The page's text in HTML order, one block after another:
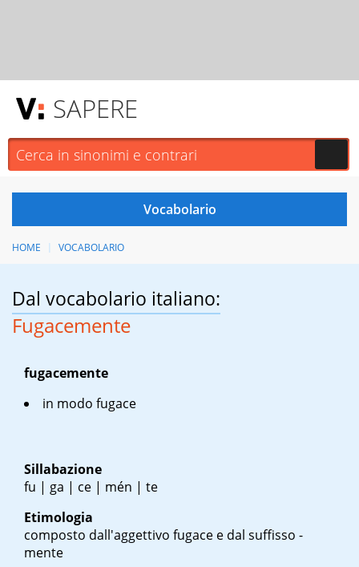
SAPERE
HOME VOCABOLARIO
Dal vocabolario italiano:
Fugacemente
fugacemente
in modo fugace
Sillabazione
fu | ga | ce | mén | te
Etimologia
composto dall'aggettivo fugace e dal suffisso -
mente